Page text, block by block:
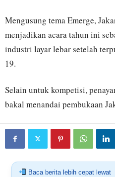
Mengusung tema Emerge,
menjadikan acara tahun ini
industri layar lebar setelah
19.
Selain untuk kompetisi,
bakal menandai pembukaan
Baca berita lebih cepat lewat